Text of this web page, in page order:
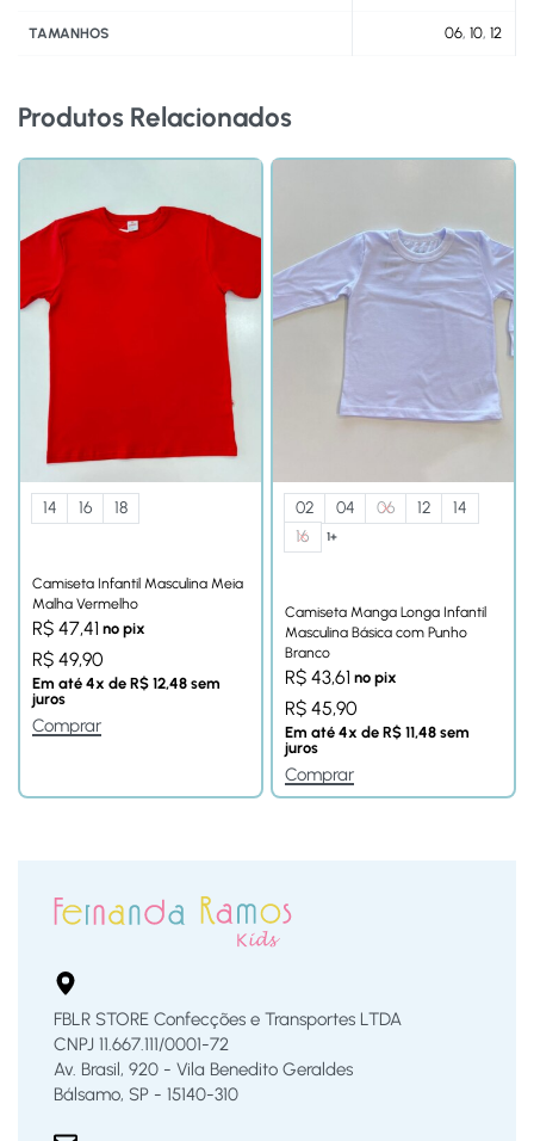
TAMANHOS 06, 10, 12
Produtos Relacionados
14 16 18
Camiseta Infantil Masculina Meia
Malha Vermelho
R$ 47,41 no pix
R$ 49,90
Em até 4x de R$ 12,48 sem
juros
Comprar
02 04 06 12
14
16
1+
Camiseta Manga Longa Infantil
Masculina Básica com Punho
Branco
R$ 43,61 no pix
R$ 45,90
Em até 4x de R$ 11,48 sem
juros
Comprar
FBLR STORE Confecções e Transportes LTDA
CNPJ 11.667.111/0001-72
Av. Brasil, 920 - Vila Benedito Geraldes
Bálsamo, SP - 15140-310